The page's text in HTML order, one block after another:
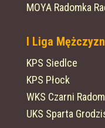
MOYA Radomka
I Liga Mężczyzn
KPS Siedlce
KPS Płock
WKS Czarni Radom
UKS Sparta